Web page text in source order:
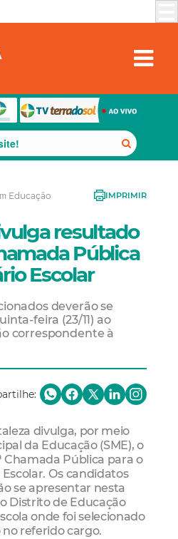
Educação IMPRIMIR
resultado
Pública
Escolar
deverão se
feira (23/11) ao
correspondente à
divulga, por meio
da Educação (SME), o
Chamada Pública para o
Os candidatos
se apresentar nesta
Distrito de Educação
onde foi selecionado
referido cargo.